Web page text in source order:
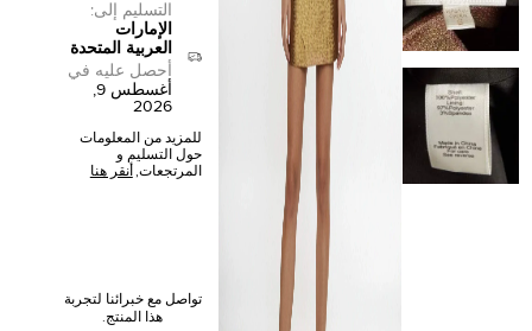
التسليم إلى:
الإمارات
العربية المتحدة
أحصل عليه في
2026
للمزيد من المعلومات
حول التسليم و
المرتجعات, أنقر هنا
تواصل مع خبرائنا لتجربة
هذا المنتج.